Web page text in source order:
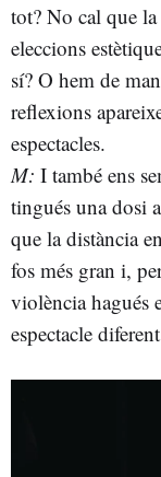
tot? No cal que
eleccions
sí? O hem de
reflexions
espectacles.
M: I també ens
tingués una dosi
que la distància
fos més gran i,
violència hagués
espectacle